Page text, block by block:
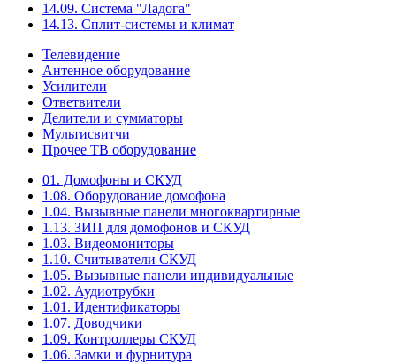
14.09. Система "Ладога"
14.13. Сплит-системы и климат
Телевидение
Антенное оборудование
Усилители
Ответвители
Делители и сумматоры
Мультисвитчи
Прочее ТВ оборудование
01. Домофоны и СКУД
1.08. Оборудование домофона
1.04. Вызывные панели многоквартирные
1.13. ЗИП для домофонов и СКУД
1.03. Видеомониторы
1.10. Считыватели СКУД
1.05. Вызывные панели индивидуальные
1.02. Аудиотрубки
1.01. Идентификаторы
1.07. Доводчики
1.09. Контроллеры СКУД
1.06. Замки и фурнитура